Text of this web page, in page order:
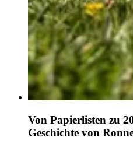
Von Papierlisten zu
Geschichte von